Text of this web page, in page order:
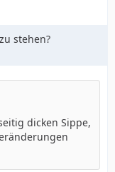
stehen?
dicken Sippe,